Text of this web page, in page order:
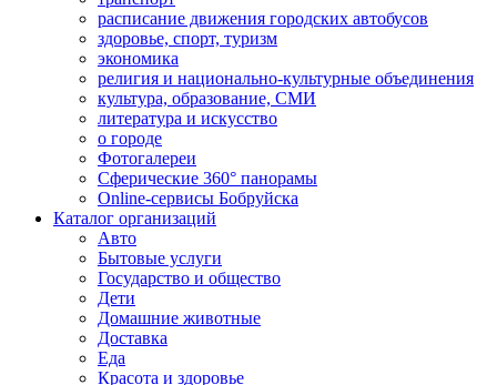
расписание движения городских автобусов
здоровье, спорт, туризм
экономика
религия и национально-культурные объединения
культура, образование, СМИ
литература и искусство
о городе
Фотогалереи
Сферические 360° панорамы
Online-сервисы Бобруйска
Каталог организаций
Авто
Бытовые услуги
Государство и общество
Дети
Домашние животные
Доставка
Еда
Красота и здоровье